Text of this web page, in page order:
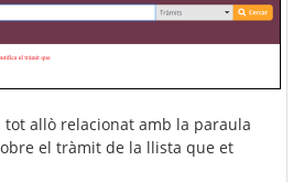
tot allò relacionat amb la paraula
el tràmit de la llista que et